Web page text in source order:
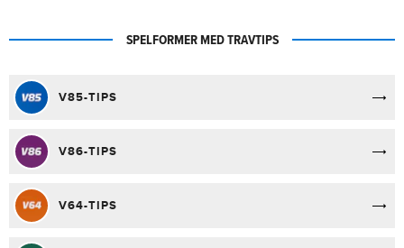
SPELFORMER MED TRAVTIPS
V85-TIPS
V86-TIPS
V64-TIPS